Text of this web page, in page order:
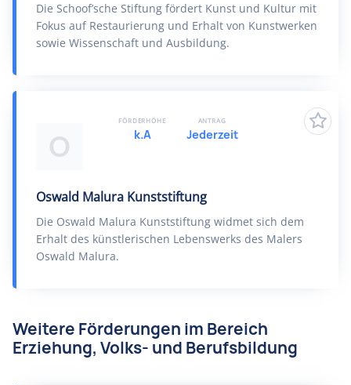
Die Schoof’sche Stiftung fördert Kunst und Kultur mit
Fokus auf Restaurierung und Erhalt von Kunstwerken
sowie Wissenschaft und Ausbildung.
O
Oswald Malura Kunststiftung
Die Oswald Malura Kunststiftung widmet sich dem
Erhalt des künstlerischen Lebenswerks des Malers
Oswald Malura.
FÖRDERHÖHE
k.A
ANTRAG
Jederzeit
Weitere Förderungen im Bereich
Erziehung, Volks- und Berufsbildung